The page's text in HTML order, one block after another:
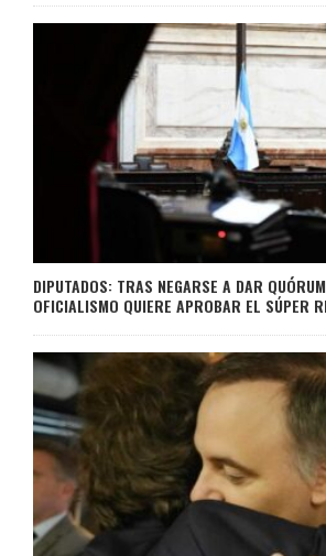
DIPUTADOS: TRAS NEGARSE A DAR
OFICIALISMO QUIERE APROBAR EL SÚPER